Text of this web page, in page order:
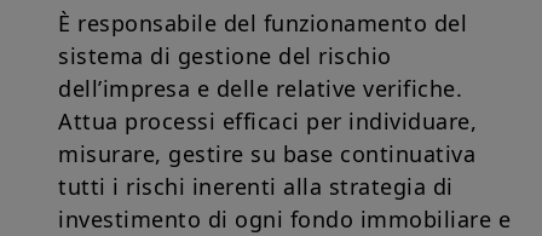
È responsabile del funzionamento del
sistema di gestione del rischio
dell’impresa e delle relative verifiche.
Attua processi efficaci per individuare,
misurare, gestire su base continuativa
tutti i rischi inerenti alla strategia di
investimento di ogni fondo immobiliare e
informazioni qui fornite, incluse, senza limitazione, perdite di
profitto o altri danni diretti o consequenziali.
l contenuti delle pagine del Sito hanno scopo puramente
informativo e non rappresentano un'offerta di vendita o una
sollecitazione all'investimento né devono essere intese come
una consulenza all'investimento, o in materia fiscale, legale o
di altro tipo.
La sottoscrizione dei prodotti e servizi di Amundi RE Italia SGR
può avvenire solo tramite i soggetti autorizzati al collocamento
che sono tenuti ad informare preventivamente il cliente sulle